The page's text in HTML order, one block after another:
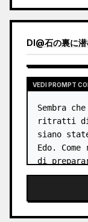
DI@石の裏に
VEDI PROMPT
Sembra
ritratti di
siano
Edo.
di
di una
colori